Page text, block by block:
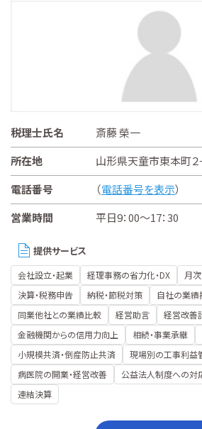
税理士氏名
斎藤 榮一
所在地
山形県天童市東本町２−
電話番号
（電話番号を表示）
営業時間
平日9：00～17：30
提供サービス
会社設立・起業 経理事務の省力化・DX 月
決算・税務申告
納税・節税対策 自社の業績
同業他社との業績比較
経営助言
経営改善
金融機関からの信用力向上
相続・事業承継
小規模共済・倒産防止共済
現場別の工事利益
病医院の開業・経営改善
公益法人制度への対
連結決算